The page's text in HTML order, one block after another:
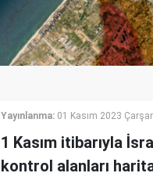
Yayınlanma: 01 Kasım 2023
1 Kasım itibarıyla
kontrol alanları